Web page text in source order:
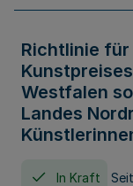
Richtlinie
Westfalen
Landes
In Kraft